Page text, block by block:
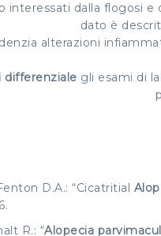
interessati dalla flogosi e
dato è
alterazioni
differenziale gli esami di
D.A.: “Cicatritial
R.: “Alopecia